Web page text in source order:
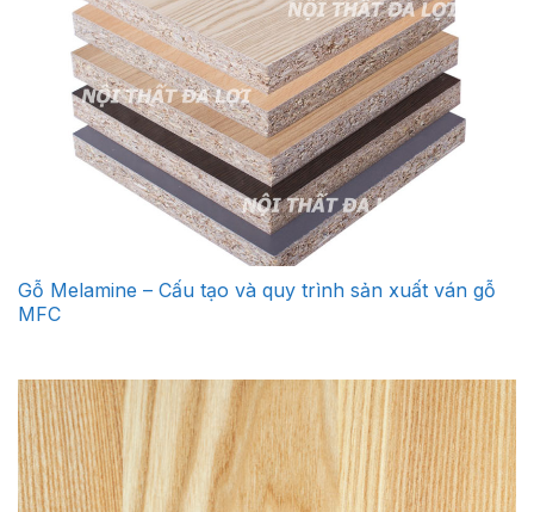
Gỗ Melamine – Cấu tạo và quy trình sản xuất ván gỗ
MFC